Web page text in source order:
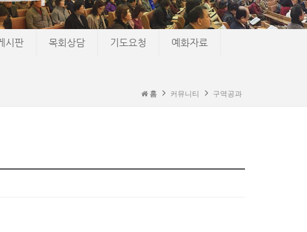
시판 목회상담 기도요청 예화자료
홈 커뮤니티 구역공과